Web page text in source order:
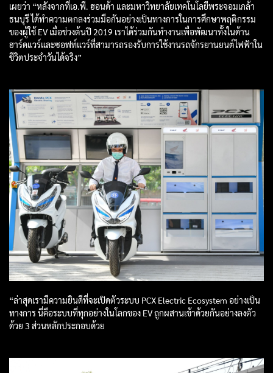
เผยว่า “หลังจากที่เอ.พี. ฮอนด้า และมหาวิทยาลัยเทคโนโลยีพระจอมเกล้า
ธนบุรี ได้ทำความตกลงร่วมมือกันอย่างเป็นทางการในการศึกษาพฤติกรรม
ของผู้ใช้ EV เมื่อช่วงต้นปี 2019 เราได้ร่วมกันทำงานเพื่อพัฒนาทั้งในด้าน
ฮาร์ดแวร์และซอฟท์แวร์ที่สามารถรองรับการใช้งานรถจักรยานยนต์ไฟฟ้าใน
ชีวิตประจำวันได้จริง”
“ล่าสุดเรามีความยินดีที่จะเปิดตัวระบบ PCX Electric Ecosystem อย่างเป็น
ทางการ นี่คือระบบที่ทุกอย่างในโลกของ EV ถูกผสานเข้าด้วยกันอย่างลงตัว
ด้วย 3 ส่วนหลักประกอบด้วย